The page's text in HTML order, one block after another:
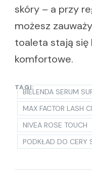
skóry – a przy
możesz
toaleta stają się
komfortowe.
TAGI:
BIELENDA SERUM
MAX FACTOR LASH
NIVEA ROSE TOUCH
PODKŁAD DO CERY